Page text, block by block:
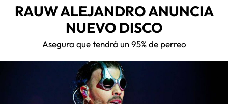
RAUW ALEJANDRO ANUNCIA
NUEVO DISCO
Asegura que tendrá un 95% de perreo